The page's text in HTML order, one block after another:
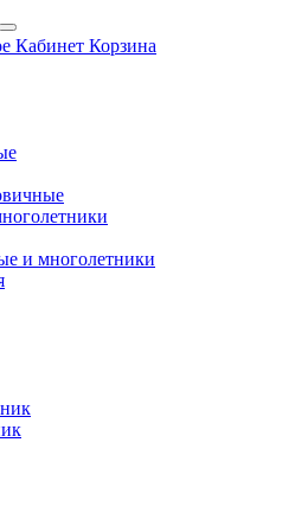
Кабинет Корзина
и многолетники